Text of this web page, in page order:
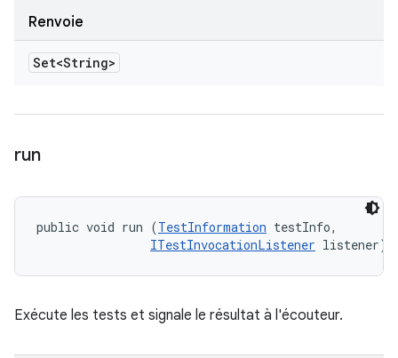
Renvoie
Set<String>
run
public void run (TestInformation testInfo,
ITestInvocationListener listener)
Exécute les tests et signale le résultat à l'écouteur.